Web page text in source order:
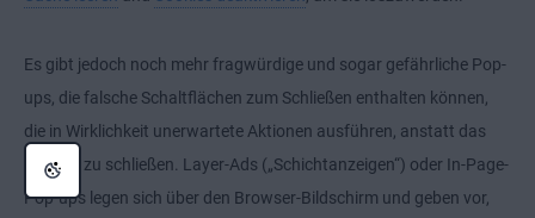
Es gibt jedoch noch mehr fragwürdige und sogar gefährliche Pop-
ups, die falsche Schaltflächen zum Schließen enthalten können,
die in Wirklichkeit unerwartete Aktionen ausführen, anstatt das
Fenster zu schließen. Layer-Ads („Schichtanzeigen“) oder In-Page-
Pop-ups legen sich über den Browser-Bildschirm und geben vor,